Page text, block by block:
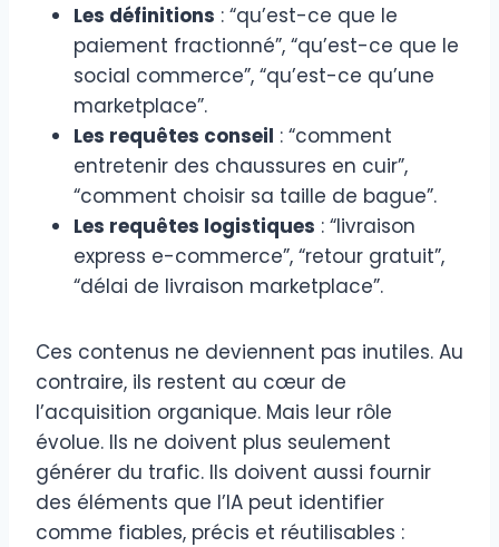
Les définitions : “qu’est-ce que le
paiement fractionné”, “qu’est-ce que le
social commerce”, “qu’est-ce qu’une
marketplace”.
Les requêtes conseil : “comment
entretenir des chaussures en cuir”,
“comment choisir sa taille de bague”.
Les requêtes logistiques : “livraison
express e-commerce”, “retour gratuit”,
“délai de livraison marketplace”.
Ces contenus ne deviennent pas inutiles. Au
contraire, ils restent au cœur de
l’acquisition organique. Mais leur rôle
évolue. Ils ne doivent plus seulement
générer du trafic. Ils doivent aussi fournir
des éléments que l’IA peut identifier
comme fiables, précis et réutilisables :